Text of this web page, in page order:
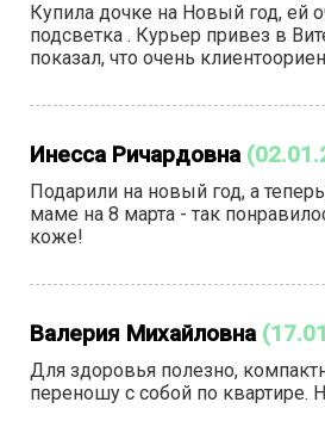
Купила дочке на Новый год, ей
подсветка . Курьер привез в
показал, что очень
Инесса Ричардовна
Подарили на новый год, а
маме на 8 марта - так
коже!
Валерия Михайловна
Для здоровья полезно,
переношу с собой по квартире.